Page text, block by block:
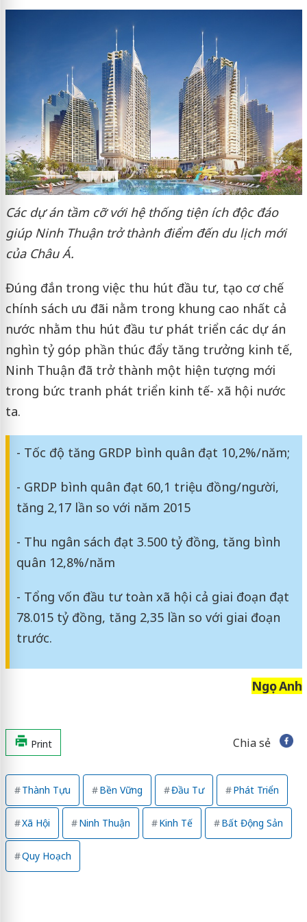
Các dự án tầm cỡ với hệ thống tiện ích độc đáo
giúp Ninh Thuận trở thành điểm đến du lịch mới
của Châu Á.
Đúng đắn trong việc thu hút đầu tư, tạo cơ chế
chính sách ưu đãi nằm trong khung cao nhất cả
nước nhằm thu hút đầu tư phát triển các dự án
nghìn tỷ góp phần thúc đẩy tăng trưởng kinh tế,
Ninh Thuận đã trở thành một hiện tượng mới
trong bức tranh phát triển kinh tế- xã hội nước
ta.
- Tốc độ tăng GRDP bình quân đạt 10,2%/năm;
- GRDP bình quân đạt 60,1 triệu đồng/người,
tăng 2,17 lần so với năm 2015
- Thu ngân sách đạt 3.500 tỷ đồng, tăng bình
quân 12,8%/năm
- Tổng vốn đầu tư toàn xã hội cả giai đoạn đạt
78.015 tỷ đồng, tăng 2,35 lần so với giai đoạn
trước.
Ngọc Anh
Print Chia sẻ
Thành Tựu Bền Vững Đầu Tư Phát Triển
Xã Hội Ninh Thuận Kinh Tế Bất Động Sản
Quy Hoạch